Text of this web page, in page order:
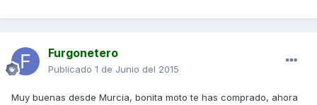
Furgonetero
Publicado 1 de Junio del 2015
Muy buenas desde Murcia, bonita moto te has comprado, ahora